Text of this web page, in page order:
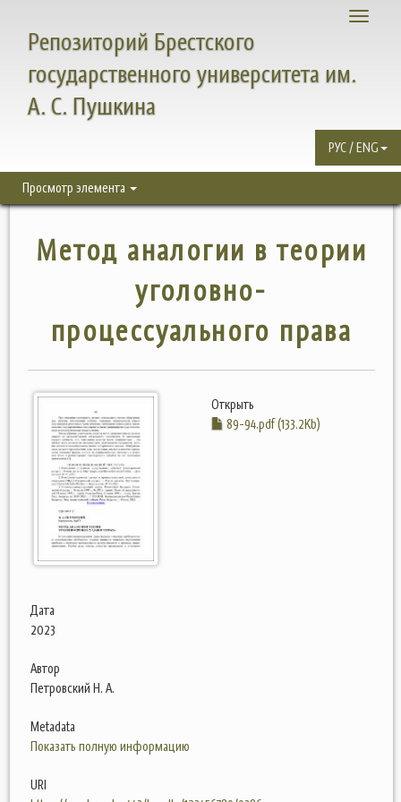
Toggle
Репозиторий Брестского
государственного университета им.
А. С. Пушкина
РУС / ENG
Просмотр элемента
Метод аналогии в теории
уголовно-
процессуального права
Открыть
89-94.pdf (133.2Kb)
Дата
2023
Автор
Петровский Н. А.
Metadata
Показать полную информацию
URI